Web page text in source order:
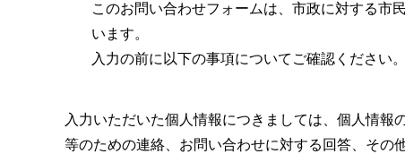
このお問い合わせフォームは、市政に対する市
います。
入力の前に以下の事項についてご確認ください。
入力いただいた個人情報につきましては、個人情
等のための連絡、お問い合わせに対する回答、その